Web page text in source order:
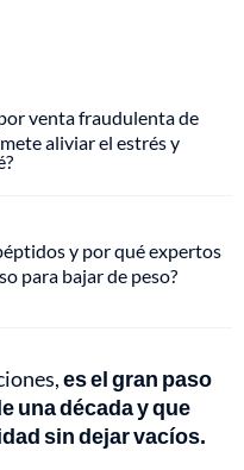
venta fraudulenta de
aliviar el estrés y
y por qué expertos
para bajar de peso?
es el gran paso
una década y que
sin dejar vacíos.